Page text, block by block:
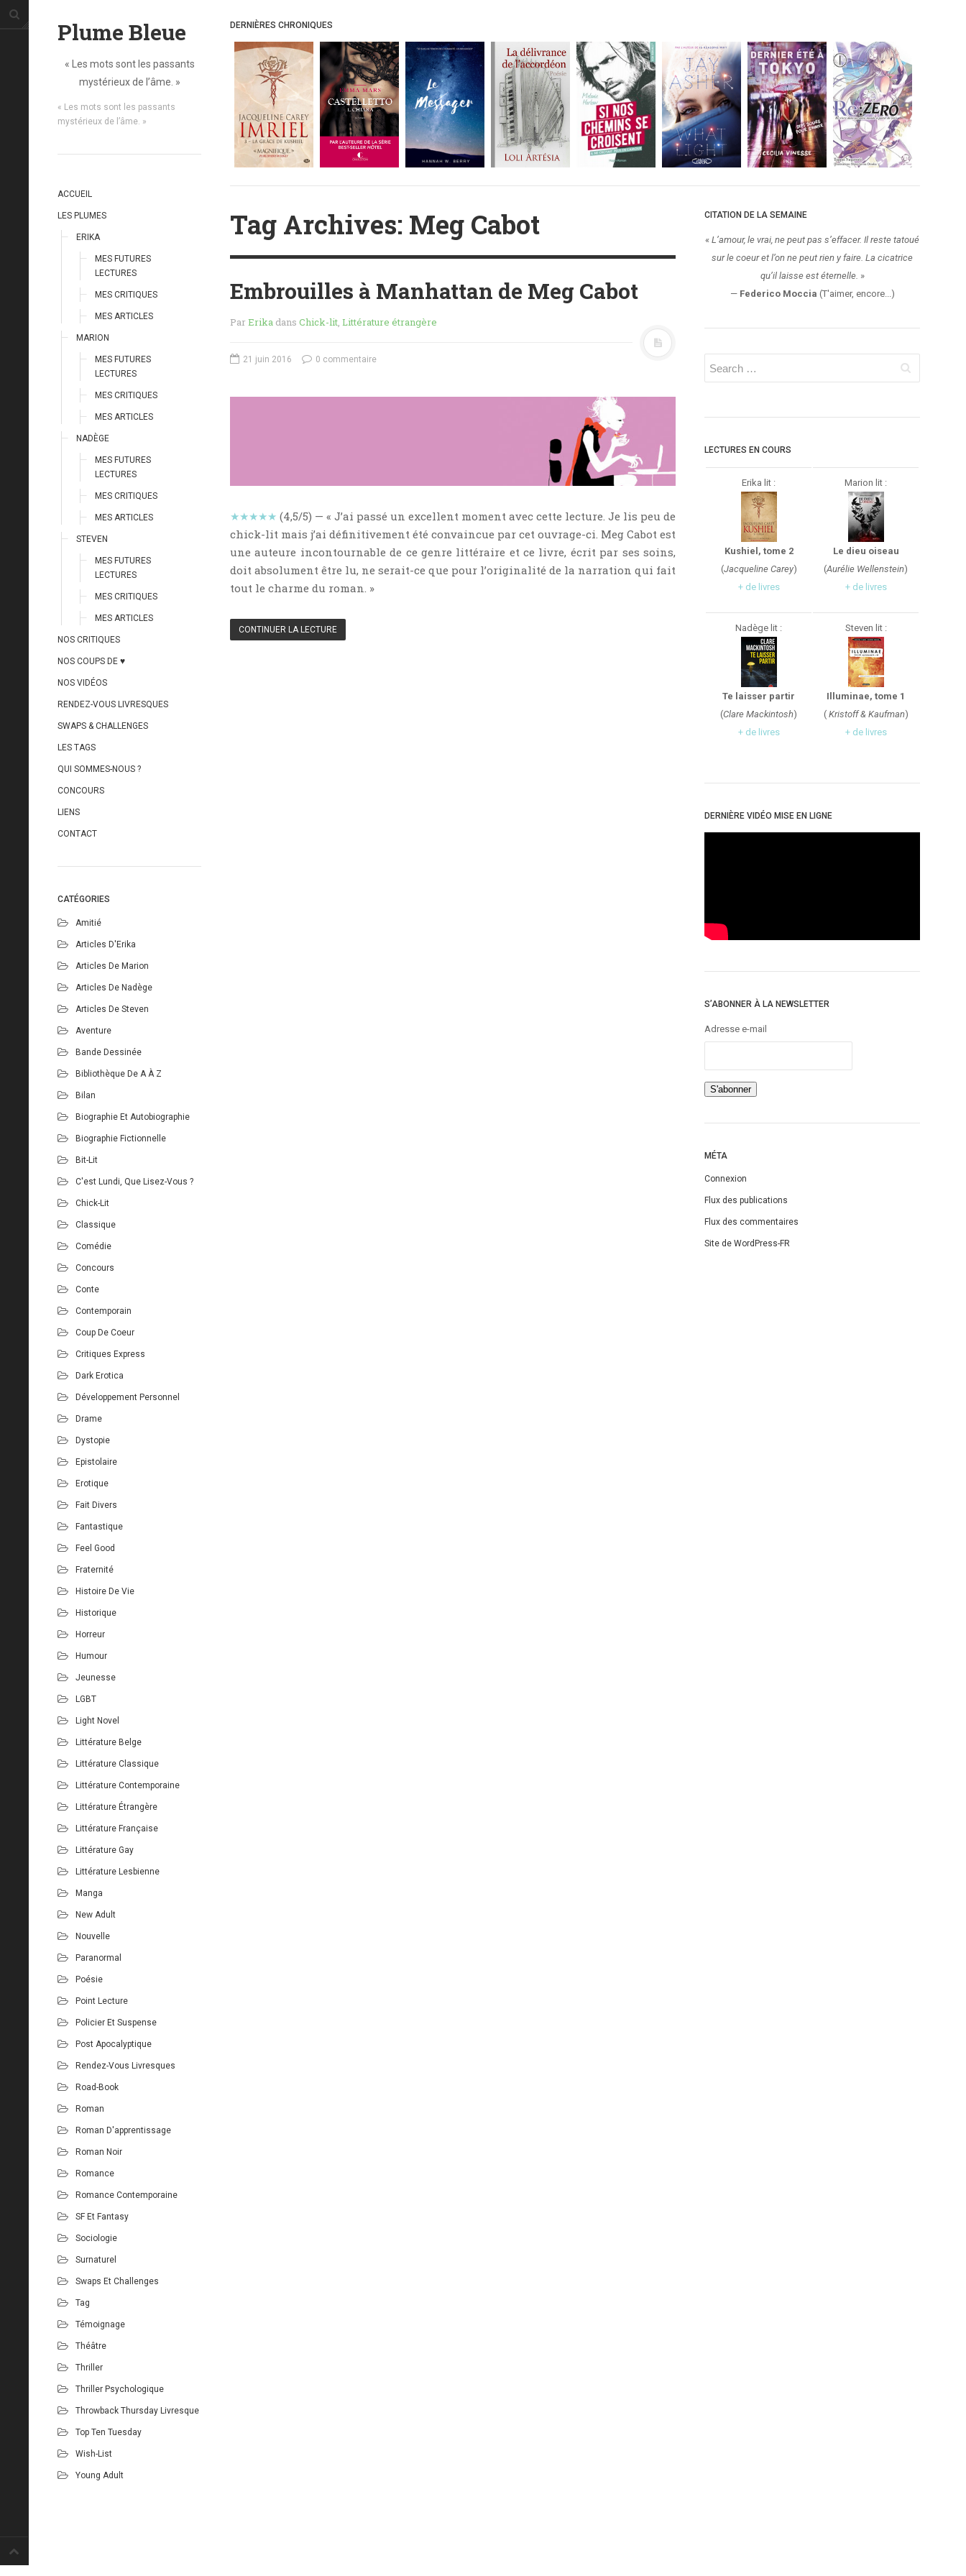
Plume Bleue
« Les mots sont les passants
mystérieux de l’âme. »
« Les mots sont les passants
mystérieux de l’âme. »
ACCUEIL
LES PLUMES
ERIKA
MES FUTURES
LECTURES
MES CRITIQUES
MES ARTICLES
MARION
MES FUTURES
LECTURES
MES CRITIQUES
MES ARTICLES
NADÈGE
MES FUTURES
LECTURES
MES CRITIQUES
MES ARTICLES
STEVEN
MES FUTURES
LECTURES
MES CRITIQUES
MES ARTICLES
NOS CRITIQUES
NOS COUPS DE ♥
NOS VIDÉOS
RENDEZ-VOUS LIVRESQUES
SWAPS & CHALLENGES
LES TAGS
QUI SOMMES-NOUS ?
CONCOURS
LIENS
CONTACT
CATÉGORIES
Amitié
Articles D'Erika
Articles De Marion
Articles De Nadège
Articles De Steven
Aventure
Bande Dessinée
Bibliothèque De A À Z
Bilan
Biographie Et Autobiographie
Biographie Fictionnelle
Bit-Lit
C'est Lundi, Que Lisez-Vous ?
Chick-Lit
Classique
Comédie
Concours
Conte
Contemporain
Coup De Coeur
Critiques Express
Dark Erotica
Développement Personnel
Drame
Dystopie
Epistolaire
Erotique
Fait Divers
Fantastique
Feel Good
Fraternité
Histoire De Vie
Historique
Horreur
Humour
Jeunesse
LGBT
Light Novel
Littérature Belge
Littérature Classique
Littérature Contemporaine
Littérature Étrangère
Littérature Française
Littérature Gay
Littérature Lesbienne
Manga
New Adult
Nouvelle
Paranormal
Poésie
Point Lecture
Policier Et Suspense
Post Apocalyptique
Rendez-Vous Livresques
Road-Book
Roman
Roman D'apprentissage
Roman Noir
Romance
Romance Contemporaine
SF Et Fantasy
Sociologie
Surnaturel
Swaps Et Challenges
Tag
Témoignage
Théâtre
Thriller
Thriller Psychologique
Throwback Thursday Livresque
Top Ten Tuesday
Wish-List
Young Adult
DERNIÈRES CHRONIQUES
Tag Archives: Meg Cabot
Embrouilles à Manhattan de Meg Cabot
ParErika dans Chick-lit, Littérature étrangère
21 juin 2016 0 commentaire
★★★★★ (4,5/5) — « J’ai passé un excellent moment avec cette lecture. Je lis peu de
chick-lit mais j’ai définitivement été convaincue par cet ouvrage-ci. Meg Cabot est
une auteure incontournable de ce genre littéraire et ce livre, écrit par ses soins,
doit absolument être lu, ne serait-ce que pour l’originalité de la narration qui fait
tout le charme du roman. »
CONTINUER LA LECTURE
CITATION DE LA SEMAINE
« L’amour, le vrai, ne peut pas s’effacer. Il reste tatoué
sur le coeur et l’on ne peut rien y faire. La cicatrice
qu’il laisse est éternelle. »
— Federico Moccia (T'aimer, encore...)
LECTURES EN COURS
Erika lit :
Kushiel, tome 2
(Jacqueline Carey)
+ de livres
Marion lit :
Le dieu oiseau
(Aurélie Wellenstein)
+ de livres
Nadège lit :
Te laisser partir
(Clare Mackintosh)
+ de livres
Steven lit :
Illuminae, tome 1
(Kristoff & Kaufman)
+ de livres
DERNIÈRE VIDÉO MISE EN LIGNE
S’ABONNER À LA NEWSLETTER
Adresse e-mail
MÉTA
Connexion
Flux des publications
Flux des commentaires
Site de WordPress-FR